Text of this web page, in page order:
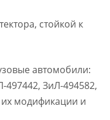
стойкой к
автомобили:
ЗиЛ-494582,
их модификации и